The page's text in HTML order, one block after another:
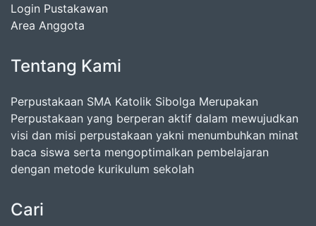
Login Pustakawan
Area Anggota
Tentang Kami
Perpustakaan SMA Katolik Sibolga Merupakan
Perpustakaan yang berperan aktif dalam mewujudkan
visi dan misi perpustakaan yakni menumbuhkan minat
baca siswa serta mengoptimalkan pembelajaran
dengan metode kurikulum sekolah
Cari